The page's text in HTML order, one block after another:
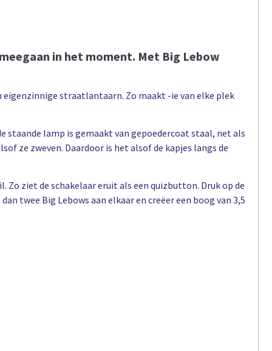
in het moment. Met Big Lebow
eigenzinnige straatlantaarn. Zo maakt -ie van elke plek
staande lamp is gemaakt van gepoedercoat staal, net als
ze zweven. Daardoor is het alsof de kapjes langs de
ziet de schakelaar eruit als een quizbutton. Druk op de
twee Big Lebows aan elkaar en creëer een boog van 3,5